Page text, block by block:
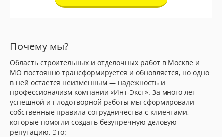
Почему мы?
Область строительных и отделочных работ в Москве и
МО постоянно трансформируется и обновляется, но одно
в ней остается неизменным — надежность и
профессионализм компании «Инт-Экст». За много лет
успешной и плодотворной работы мы сформировали
собственные правила сотрудничества с клиентами,
которые помогли создать безупречную деловую
репутацию. Это: